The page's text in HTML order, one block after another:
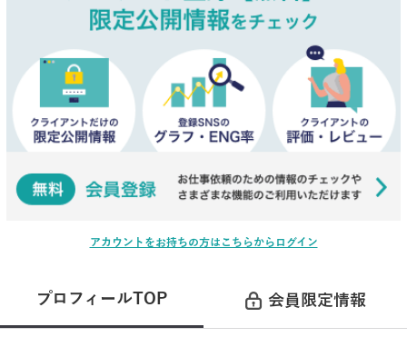
アカウントをお持ちの方はこちらからログイン
プロフィールTOP 会員限定情報